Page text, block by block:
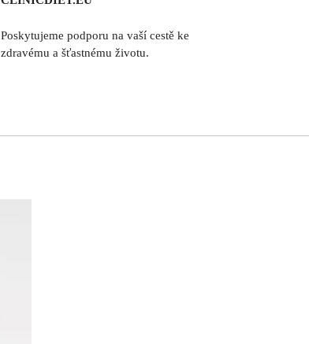
Poskytujeme podporu na vaší cestě ke
zdravému a šťastnému životu.